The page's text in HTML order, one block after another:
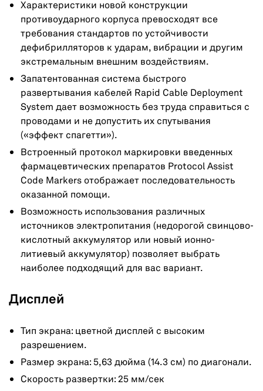
Характеристики новой конструкции
противоударного корпуса превосходят все
требования стандартов по устойчивости
дефибрилляторов к ударам, вибрации и другим
экстремальным внешним воздействиям.
Запатентованная система быстрого
развертывания кабелей Rapid Cable Deployment
System дает возможность без труда справиться с
проводами и не допустить их спутывания
(«эффект спагетти»).
Встроенный протокол маркировки введенных
фармацевтических препаратов Protocol Assist
Code Markers отображает последовательность
оказанной помощи.
Возможность использования различных
источников электропитания (недорогой свинцово-
кислотный аккумулятор или новый ионно-
литиевый аккумулятор) позволяет выбрать
наиболее подходящий для вас вариант.
Дисплей
Тип экрана: цветной дисплей с высоким
разрешением.
Размер экрана: 5,63 дюйма (14.3 см) по диагонали.
Скорость развертки: 25 мм/сек